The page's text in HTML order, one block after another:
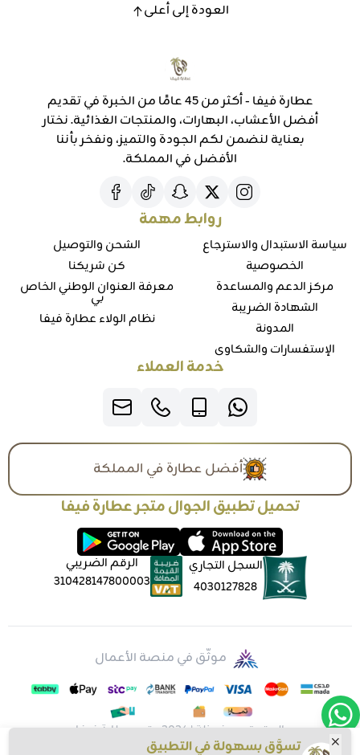
العودة إلى أعلى
عطارة فيفا - أكثر من 45 عامًا من الخبرة في تقديم
أفضل الأعشاب، البهارات، والمنتجات الغذائية. نختار
بعناية لنضمن لكم الجودة والتميز، ونفخر بأننا
الأفضل في المملكة.
روابط مهمة
سياسة الاستبدال والاسترجاع
الخصوصية
مركز الدعم والمساعدة
الشهادة الضريبة
المدونة
الإستفسارات والشكاوي
الشحن والتوصيل
كن شريكنا
معرفة العنوان الوطني الخاص
بي
نظام الولاء عطارة فيفا
خدمة العملاء
أفضل عطارة في المملكة
تحميل تطبيق الجوال متجر عطارة فيفا
السجل التجاري
4030127828
الرقم الضريبي
310428147800003
موثّق في منصة الأعمال
الحقوق محفوظة | 2026 متجر عطارة فيفا
تسوَّق بسهولة في التطبيق